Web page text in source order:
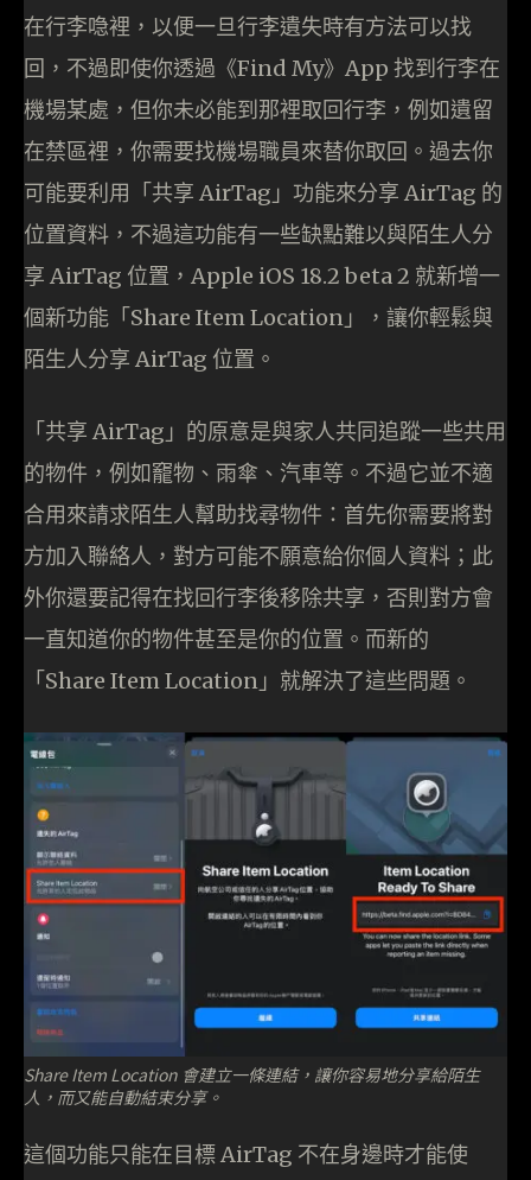
在行李喼裡，以便一旦行李遺失時有方法可以找
回，不過即使你透過《Find My》App 找到行李在
機場某處，但你未必能到那裡取回行李，例如遺留
在禁區裡，你需要找機場職員來替你取回。過去你
可能要利用「共享 AirTag」功能來分享 AirTag 的
位置資料，不過這功能有一些缺點難以與陌生人分
享 AirTag 位置，Apple iOS 18.2 beta 2 就新增一
個新功能「Share Item Location」，讓你輕鬆與
陌生人分享 AirTag 位置。
「共享 AirTag」的原意是與家人共同追蹤一些共用
的物件，例如竉物、雨傘、汽車等。不過它並不適
合用來請求陌生人幫助找尋物件：首先你需要將對
方加入聯絡人，對方可能不願意給你個人資料；此
外你還要記得在找回行李後移除共享，否則對方會
一直知道你的物件甚至是你的位置。而新的
「Share Item Location」就解決了這些問題。
Share Item Location 會建立一條連結，讓你容易地分享給陌生
人，而又能自動結束分享。
這個功能只能在目標 AirTag 不在身邊時才能使